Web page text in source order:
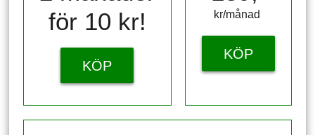
för 10 kr!
KÖP
kr/månad ​​​​​​
KÖP